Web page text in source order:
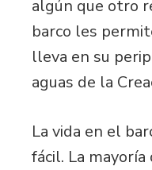
algún que otro
barco les
lleva en su
aguas de la
La vida en el
fácil. La mayoría